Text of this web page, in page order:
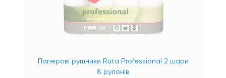
Паперові рушники Ruta Professional 2 шари
8 рулонів